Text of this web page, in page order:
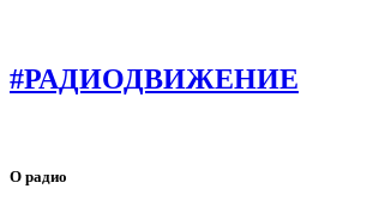
#РАДИОДВИЖЕНИЕ
О радио